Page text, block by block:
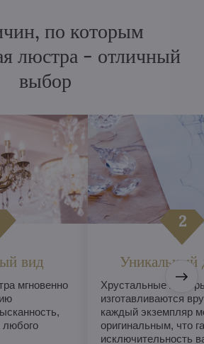
по которым
люстра - отличный
выбор
вид
мгновенно
Уникальный
Хрустальные
изготавливаются
каждый экземпляр
оригинальным, что
исключительность